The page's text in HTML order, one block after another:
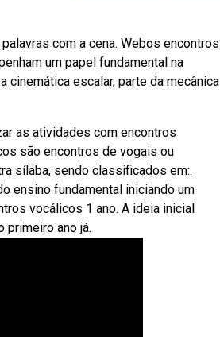
com a cena. Webos encontros
um papel fundamental na
escalar, parte da mecânica
as atividades com encontros
são encontros de vogais ou
sílaba, sendo classificados em:.
ensino fundamental iniciando um
vocálicos 1 ano. A ideia inicial
primeiro ano já.